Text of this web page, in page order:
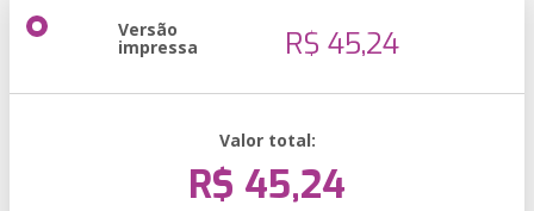
Versão
impressa R$ 45,24
Valor total:
R$ 45,24